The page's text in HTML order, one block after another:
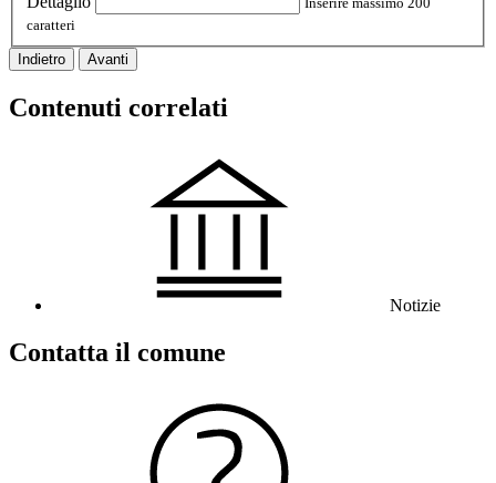
caratteri
Indietro Avanti
Contenuti correlati
Notizie
Contatta il comune